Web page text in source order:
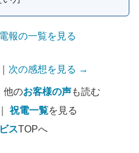
報の一覧を見る
次の感想を見る →
他のお客様の声も読む
祝電一覧を見る
スTOPへ